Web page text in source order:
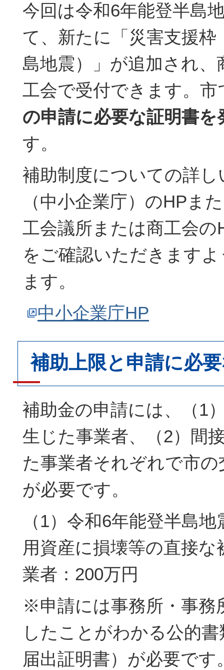
今回は令和6年能登半島
て、新たに「災害支援枠
島地震）」が追加され、
工会で受付できます。市
の申請に必要な証明書を
す。
補助制度についての詳し
（中小企業庁）のHPま
工会議所または商工会の
をご確認いただきます
ます。
中小企業庁HP
補助上限と申請に必
補助金の申請には、（1
生じた事業者、（2）間
た事業者それぞれで市
が必要です。
（1）令和6年能登半島
用資産に損壊等の直接
業者：200万円
※申請には事務所・事務
したことがわかる公的
届出証明書）が必要です